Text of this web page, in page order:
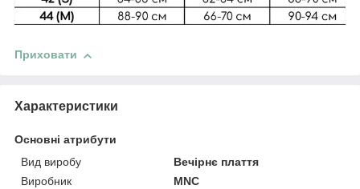
Приховати
Характеристики
Основні атрибути
Вид виробу
Вечірнє плаття
Виробник
MNC